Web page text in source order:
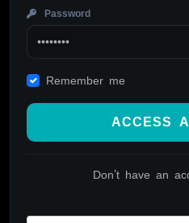
Password
Remember me
ACCESS
Don't have an